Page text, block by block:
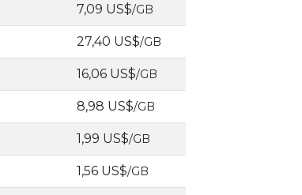
7,09 US$/GB
27,40 US$/GB
16,06 US$/GB
8,98 US$/GB
1,99 US$/GB
1,56 US$/GB